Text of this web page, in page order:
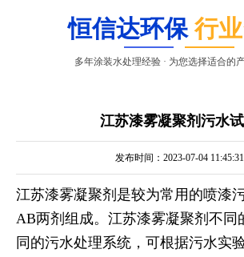
恒信达环保 行
多年涂装水处理经验 · 为您选择适合的
江苏漆雾凝聚剂污水
发布时间：2023-07-04 11:45:31
江苏漆雾凝聚剂是较为常用的喷漆
AB两剂组成。江苏漆雾凝聚剂不同
同的污水处理系统，可根据污水实